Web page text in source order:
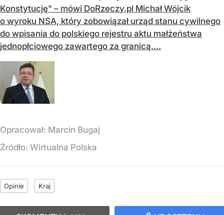
Konstytucję" – mówi DoRzeczy.pl Michał Wójcik
o wyroku NSA, który zobowiązał urząd stanu cywilnego
do wpisania do polskiego rejestru aktu małżeństwa
jednopłciowego zawartego za granicą....
Opracował: Marcin Bugaj
Źródło: Wirtualna Polska
Opinie Kraj